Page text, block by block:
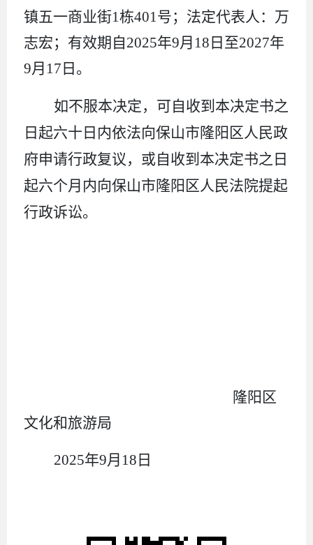
镇五一商业街1栋401 号；法定代表人： 万
志宏；有效期自2025年9月 18 日至2027年
9月 17 日。
如不服本决定， 可自收到本决定书之
日起六十 日内依法向保山市隆阳区人民政
府申请行政复议 ， 或自收到本决定书之日
起六个月内向保山市隆阳区人民法院提起
行政诉讼。
隆阳区
文化和旅游局
2025年9月 18 日